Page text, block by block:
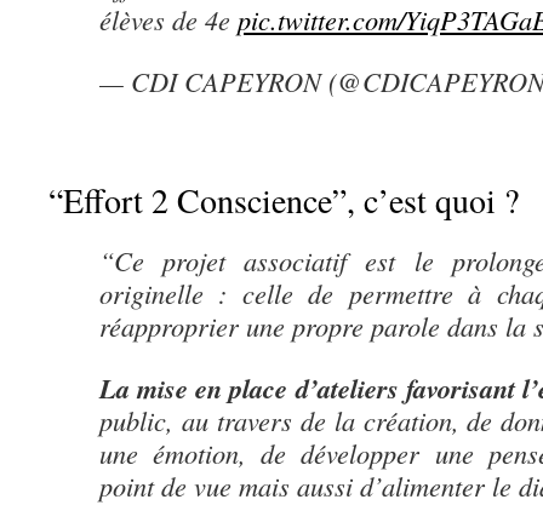
élèves de 4e pic.twitter.com/
— CDI CAPEYRON
“Effort 2 Conscience”, c’est quoi ?
“Ce projet associatif est le
originelle : celle de permettre à
réapproprier une propre parole dans la
La mise en place d’ateliers favorisant
public, au travers de la création, de
une émotion, de développer une
point de vue mais aussi d’alimenter le